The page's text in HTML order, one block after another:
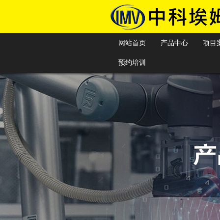
网站首页 产品中心 项目
预约培训